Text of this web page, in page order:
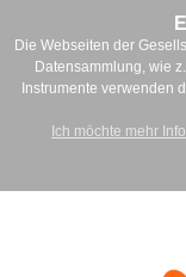
Die Webseiten der
Datensammlung, wie
Instrumente verwenden
Ich möchte mehr